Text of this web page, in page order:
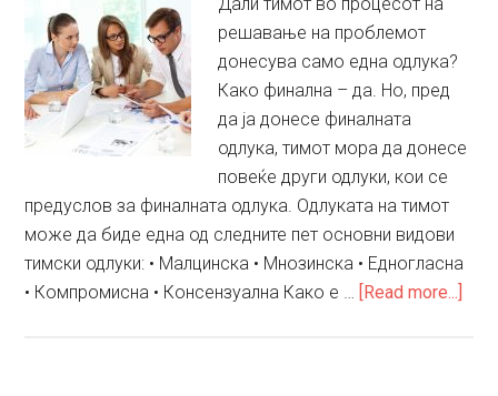
решавање на проблемот
донесува само една одлука?
Како финална – да. Но, пред
да ја донесе финалната
одлука, тимот мора да донесе
повеќе други одлуки, кои се
предуслов за финалната одлука. Одлуката на тимот
може да биде една од следните пет основни видови
тимски одлуки: • Малцинска • Мнозинска • Едногласна
• Компромисна • Консензуална Како е … [Read more...]